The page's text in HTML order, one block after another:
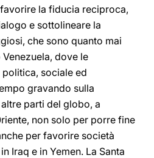
la fiducia reciproca,
e sottolineare la
che sono quanto mai
dove le
sociale ed
gravando sulla
parti del globo, a
non solo per porre fine
per favorire società
Iraq e in Yemen. La Santa